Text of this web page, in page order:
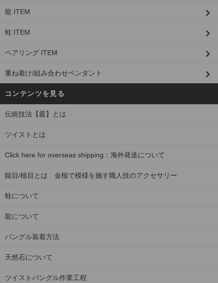
龍 ITEM
蛙 ITEM
ペアリング ITEM
重ね着け/組み合わせペンダント
コンテンツを見る
伝統技法【霰】とは
ツイストとは
Click here for overseas shipping：海外発送について
鎚目/槌目とは 金槌で模様を施す職人技のアクセサリー
蛙について
龍について
バングル装着方法
天然石について
ツイストバングル作業工程